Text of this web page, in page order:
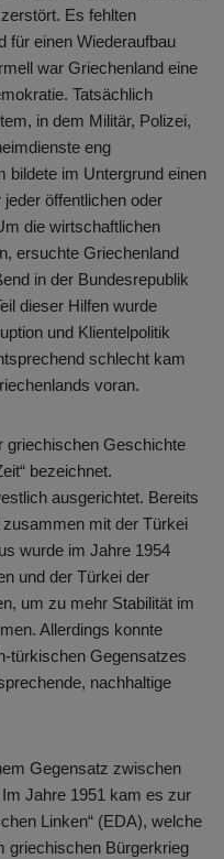
Es fehlten
für einen Wiederaufbau
war Griechenland eine
Tatsächlich
in dem Militär, Polizei,
eng
bildete im Untergrund einen
öffentlichen oder
die wirtschaftlichen
ersuchte Griechenland
in der Bundesrepublik
dieser Hilfen wurde
und Klientelpolitik
schlecht kam
voran.
griechischen Geschichte
bezeichnet.
ausgerichtet. Bereits
mit der Türkei
wurde im Jahre 1954
und der Türkei der
um zu mehr Stabilität im
Allerdings konnte
türkischen Gegensatzes
nachhaltige
Gegensatz zwischen
Jahre 1951 kam es zur
Linken“ (EDA), welche
griechischen Bürgerkrieg